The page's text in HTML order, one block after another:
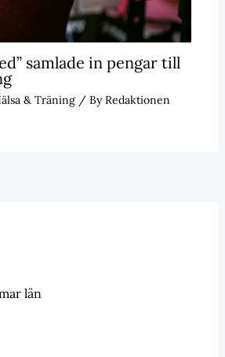
samlade in pengar till
& Träning/ ByRedaktionen
län